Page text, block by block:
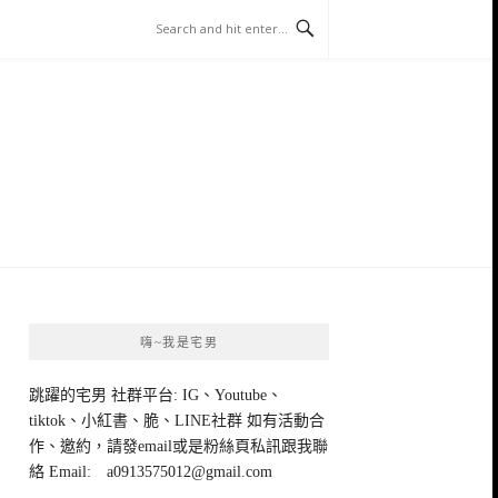
嗨~我是宅男
跳躍的宅男 社群平台: IG、Youtube、
tiktok、小紅書、脆、LINE社群 如有活動合
作、邀約，請發email或是粉絲頁私訊跟我聯
絡 Email: a0913575012@gmail.com